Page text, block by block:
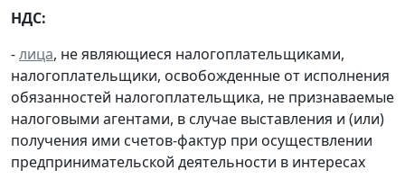
НДС:
-лица, не являющиеся налогоплательщиками,
налогоплательщики, освобожденные от исполнения
обязанностей налогоплательщика, не признаваемые
налоговыми агентами, в случае выставления и (или)
получения ими счетов-фактур при осуществлении
предпринимательской деятельности в интересах